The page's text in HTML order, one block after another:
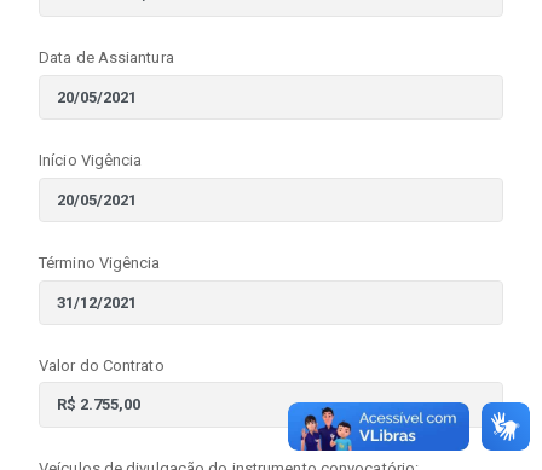
Data de Assiantura
Início Vigência
Término Vigência
Valor do Contrato